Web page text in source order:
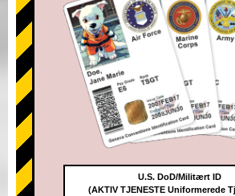
U.S. DoD/Militært ID
(AKTIV TJENESTE Uniformerede